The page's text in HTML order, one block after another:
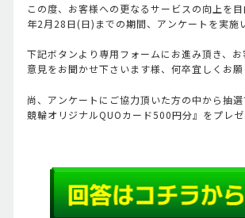
この度、お客様への更なるサービスの向上を
年2月28日(日)までの期間、アンケートを実施
下記ボタンより専用フォームにお進み頂き、
意見をお聞かせ下さいます様、何卒宜しくお願
尚、アンケートにご協力頂いた方の中から抽
競輪オリジナルQUOカード500円分』をプレゼ